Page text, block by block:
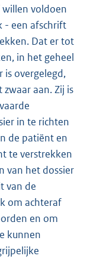
voldoen
- een afschrift
Dat er tot
in het geheel
is overgelegd,
aan. Zij is
in te richten
de patiënt en
te verstrekken
van het dossier
van de
om achteraf
en om
kunnen